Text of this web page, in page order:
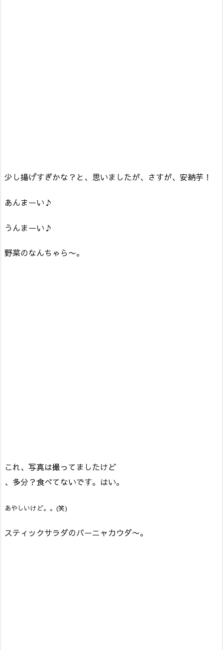
少し揚げすぎかな？と、思いましたが、さすが、安納芋！
あんまーい♪
うんまーい♪
野菜のなんちゃら〜。
これ、写真は撮ってましたけど
、多分？食べてないです。はい。
あやしいけど。。(笑)
スティックサラダのバーニャカウダ〜。